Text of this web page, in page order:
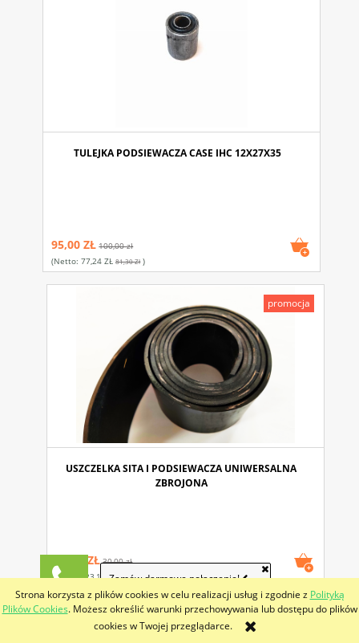
Strona korzysta z plików cookies w celu realizacji usług i zgodnie z Polityką
Plików Cookies. Możesz określić warunki przechowywania lub dostępu do plików
cookies w Twojej przeglądarce.
TULEJKA PODSIEWACZA CASE IHC 12X27X35
95,00 ZŁ 100,00 zł
(netto:77,24 ZŁ 81,30 Zł)
USZCZELKA SITA I PODSIEWACZA UNIWERSALNA
ZBROJONA
28,50 ZŁ 30,00 zł
(netto:23,17 ZŁ 24,39 Zł)
promocja
promocja
Zamów darmowe połączenie!